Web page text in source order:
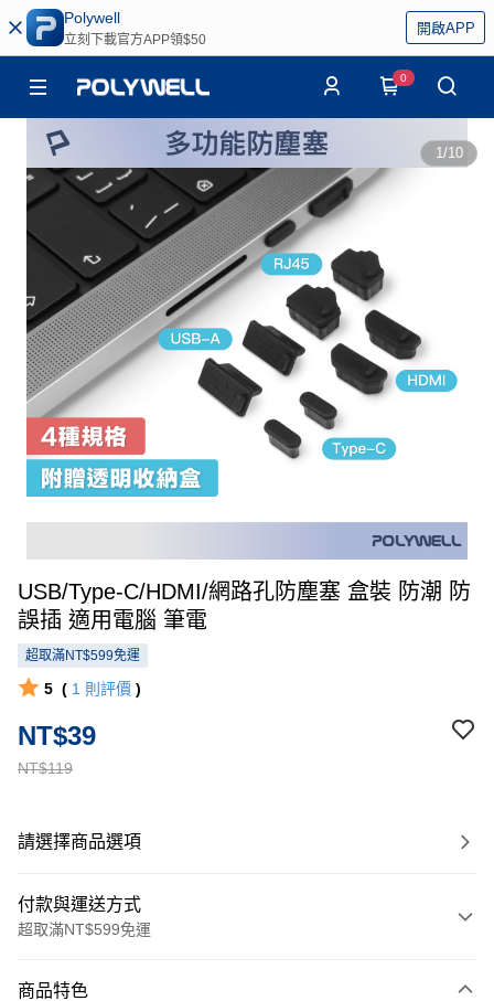
Polywell
立刻下載官方APP領$50
開啟APP
0
1/10
USB/Type-C/HDMI/網路孔防塵塞 盒裝 防潮 防
誤插 適用電腦 筆電
超取滿NT$599免運
5 ( 1 則評價 )
NT$119
NT$39
請選擇商品選項
付款與運送方式
超取滿NT$599免運
商品特色